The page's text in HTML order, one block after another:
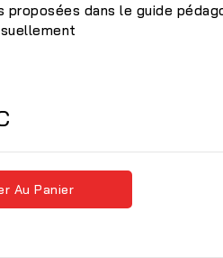
proposées dans le guide
Au Panier